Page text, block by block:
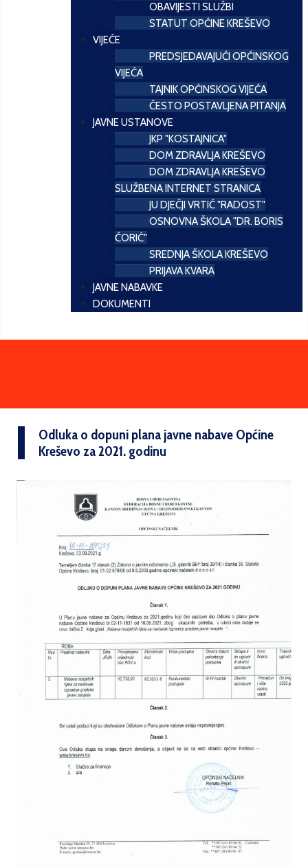
OBAVIJESTI SLUŽBI
STATUT OPĆINE KREŠEVO
VIJEĆE
PREDSJEDAVAJUĆI OPĆINSKOG
VIJEĆA
TAJNIK OPĆINSKOG VIJEĆA
ČESTO POSTAVLJENA PITANJA
JAVNE USTANOVE
JKP "KOSTAJNICA"
DOM ZDRAVLJA KREŠEVO
DOM ZDRAVLJA KREŠEVO
SLUŽBENA INTERNET STRANICA
JU DJEČJI VRTIĆ "RADOST"
OSNOVNA ŠKOLA "DR. BORIS
ĆORIĆ"
SREDNJA ŠKOLA KREŠEVO
PRIJAVA KVARA
JAVNE NABAVKE
DOKUMENTI
Odluka o dopuni plana javne nabave Općine
Kreševo za 2021. godinu